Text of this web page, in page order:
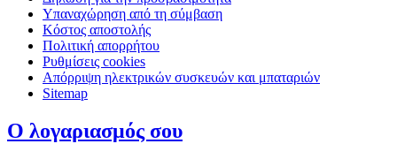
Υπαναχώρηση από τη σύμβαση
Κόστος αποστολής
Πολιτική απορρήτου
Ρυθμίσεις cookies
Απόρριψη ηλεκτρικών συσκευών και μπαταριών
Sitemap
Ο λογαριασμός σου